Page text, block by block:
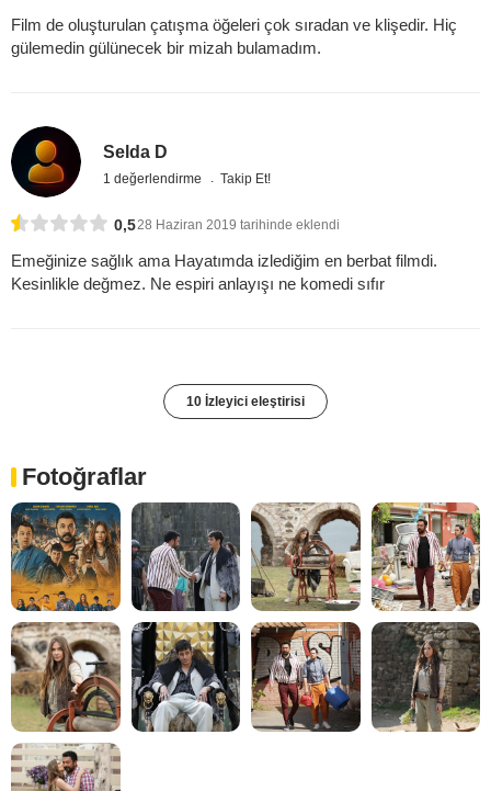
Film de oluşturulan çatışma öğeleri çok sıradan ve klişedir. Hiç
gülemedin gülünecek bir mizah bulamadım.
Selda D
1 değerlendirme Takip Et!
0,528 Haziran 2019 tarihinde eklendi
Emeğinize sağlık ama Hayatımda izlediğim en berbat filmdi.
Kesinlikle değmez. Ne espiri anlayışı ne komedi sıfır
10 İzleyici eleştirisi
Fotoğraflar